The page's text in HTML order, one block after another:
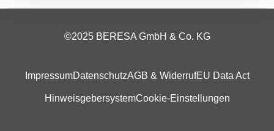
©2025 BERESA GmbH & Co. KG
ImpressumDatenschutzAGB & WiderrufEU Data Act
HinweisgebersystemCookie-Einstellungen